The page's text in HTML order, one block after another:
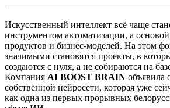
Искусственный интеллект всё чаще
инструментом автоматизации, а
продуктов и бизнес-моделей. На этом
значимыми становятся проекты, в
создаются с нуля, а не собираются на
Компания AI BOOST BRAIN объявила
собственной нейросети, которая уже
как одна из первых прорывных